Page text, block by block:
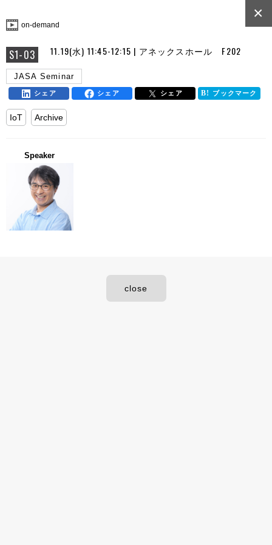
on-demand
S1-03 11.19(水) 11:45-12:15 | アネックスホール F202
×
JASA Seminar
シェア シェア シェア ブックマーク
IoT Archive
Speaker
close